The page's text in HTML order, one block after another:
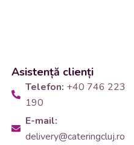
Asistență clienți
Telefon: +40 746 223
190
E-mail:
delivery@cateringcluj.ro